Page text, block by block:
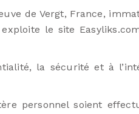
de Vergt, France,
le site
la sécurité et à
personnel soient